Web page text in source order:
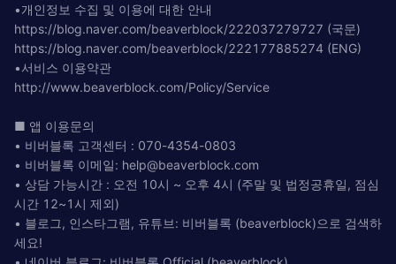
•개인정보 수집 및 이용에 대한 안내
https://blog.naver.com/beaverblock/222037279727 (국문)
https://blog.naver.com/beaverblock/222177885274 (ENG)
•서비스 이용약관
http://www.beaverblock.com/Policy/Service
■ 앱 이용문의
• 비버블록 고객센터 : 070-4354-0803
• 비버블록 이메일: help@beaverblock.com
• 상담 가능시간 : 오전 10시 ~ 오후 4시 (주말 및 법정공휴일, 점심
시간 12~1시 제외)
• 블로그, 인스타그램, 유튜브: 비버블록 (beaverblock)으로 검색하
세요!